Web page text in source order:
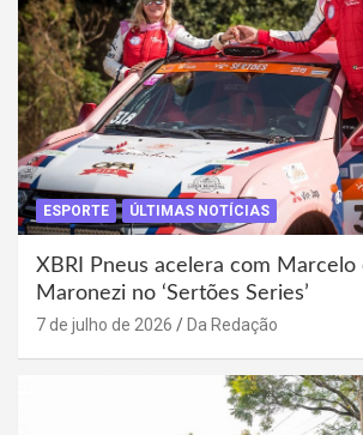
ESPORTE ÚLTIMAS NOTÍCIAS
XBRI Pneus acelera com Marcelo
Maronezi no ‘Sertões Series’
7 de julho de 2026 Da Redação